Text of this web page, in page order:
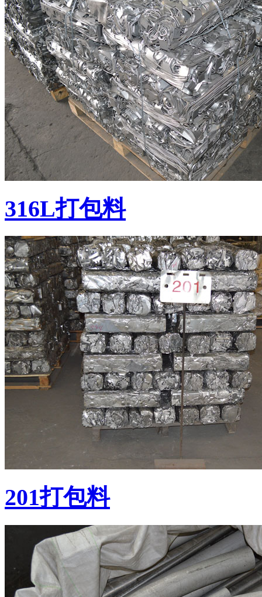
316L打包料
201打包料